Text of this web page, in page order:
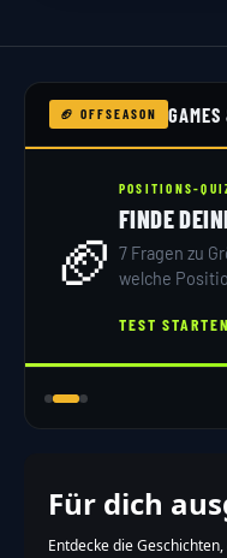
🏈 OFFSEASON
🏈
POSITIONS-
FINDE
7 Fragen zu
welche
TEST STARTEN
Für dich
Entdecke die